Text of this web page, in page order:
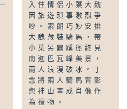
入住情侶小葉大魏
因旅遊瑣事激烈爭
吵。索朗巧妙安排
大魏藏裝騎馬，帶
小葉另闢蹊徑終見
南迦巴瓦峰美景，
兩人浪漫破冰。丁
念將兩人騎馬背影
與神山畫成肖像作
為禮物。